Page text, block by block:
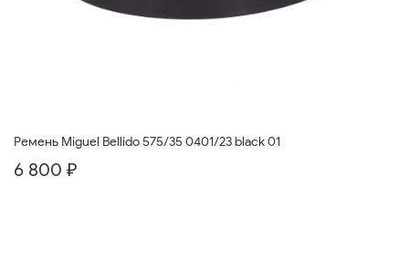
Ремень Miguel Bellido 575/35 0401/23 black 01
6 800 ₽